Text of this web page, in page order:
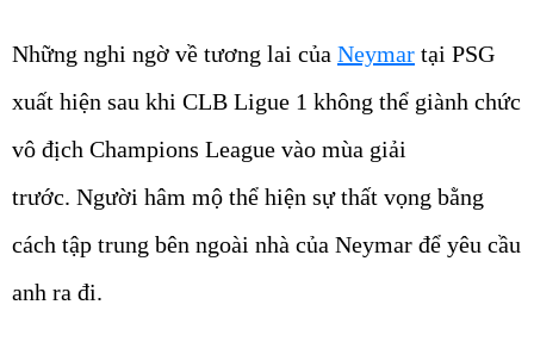
Những nghi ngờ về tương lai của Neymar tại PSG
xuất hiện sau khi CLB Ligue 1 không thể giành chức
vô địch Champions League vào mùa giải
trước. Người hâm mộ thể hiện sự thất vọng bằng
cách tập trung bên ngoài nhà của Neymar để yêu cầu
anh ra đi.